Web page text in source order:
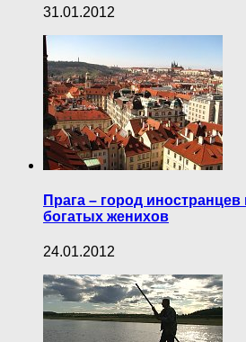
31.01.2012
Прага – город
богатых женихов
24.01.2012